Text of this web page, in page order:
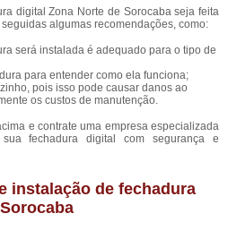
digital Zona Norte de Sorocaba seja feita
algumas recomendações, como:
será instalada é adequado para o tipo de
para entender como ela funciona;
pois isso pode causar danos ao
os custos de manutenção.
e contrate uma empresa especializada
fechadura digital com segurança e
instalação de fechadura